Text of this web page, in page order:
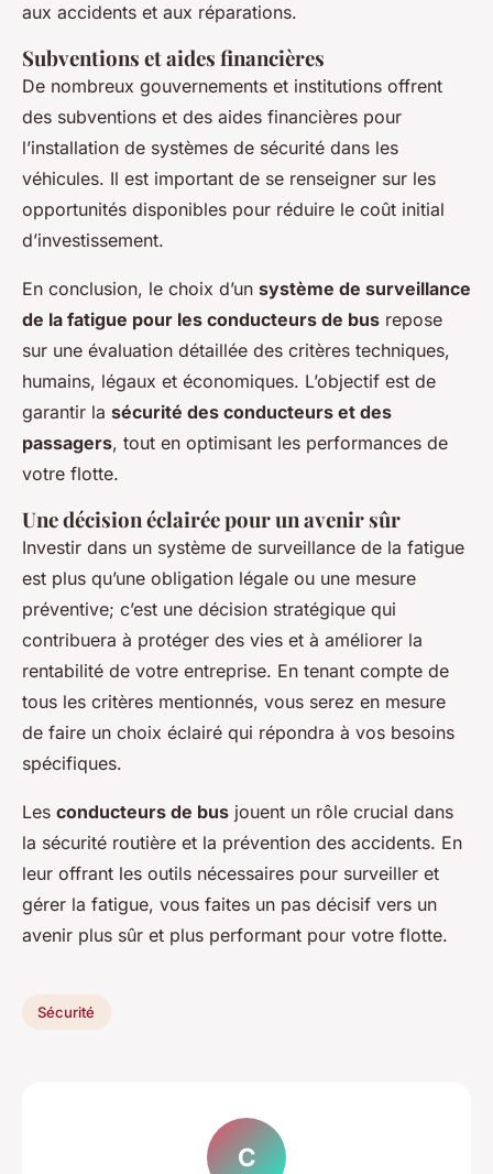
aux accidents et aux réparations.
Subventions et aides financières
De nombreux gouvernements et institutions offrent
des subventions et des aides financières pour
l’installation de systèmes de sécurité dans les
véhicules. Il est important de se renseigner sur les
opportunités disponibles pour réduire le coût initial
d’investissement.
En conclusion, le choix d’un système de surveillance
de la fatigue pour les conducteurs de bus repose
sur une évaluation détaillée des critères techniques,
humains, légaux et économiques. L’objectif est de
garantir la sécurité des conducteurs et des
passagers, tout en optimisant les performances de
votre flotte.
Une décision éclairée pour un avenir sûr
Investir dans un système de surveillance de la fatigue
est plus qu’une obligation légale ou une mesure
préventive; c’est une décision stratégique qui
contribuera à protéger des vies et à améliorer la
rentabilité de votre entreprise. En tenant compte de
tous les critères mentionnés, vous serez en mesure
de faire un choix éclairé qui répondra à vos besoins
spécifiques.
Les conducteurs de bus jouent un rôle crucial dans
la sécurité routière et la prévention des accidents. En
leur offrant les outils nécessaires pour surveiller et
gérer la fatigue, vous faites un pas décisif vers un
avenir plus sûr et plus performant pour votre flotte.
Sécurité
C